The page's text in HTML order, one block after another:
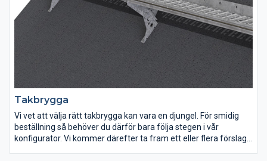
Takbrygga
Vi vet att välja rätt takbrygga kan vara en djungel. För smidig
beställning så behöver du därför bara följa stegen i vår
konfigurator. Vi kommer därefter ta fram ett eller flera förslag